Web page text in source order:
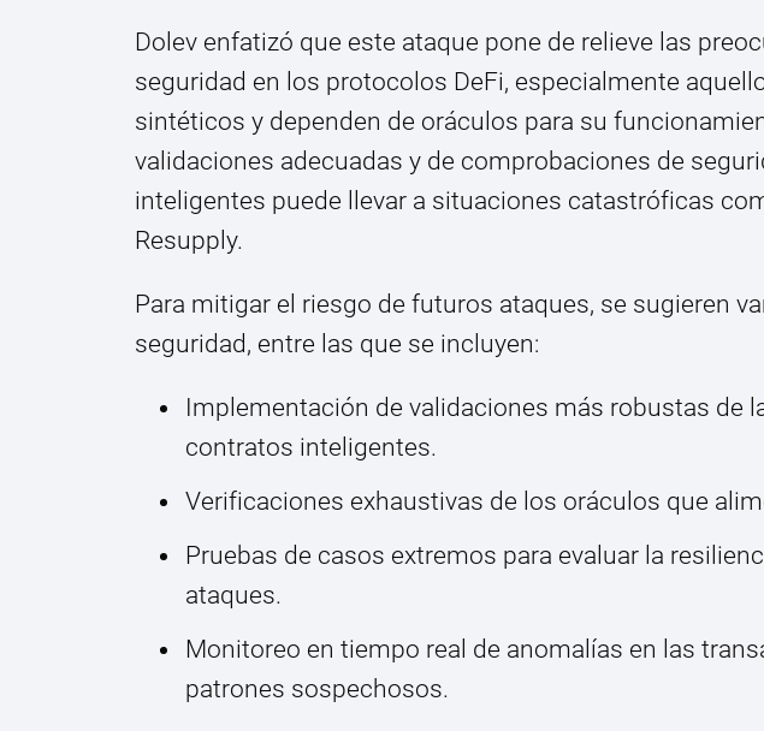
Dolev enfatizó que este ataque pone de relieve las
seguridad en los protocolos DeFi, especialmente
sintéticos y dependen de oráculos para su
validaciones adecuadas y de comprobaciones de
inteligentes puede llevar a situaciones catastróficas
Resupply.
Para mitigar el riesgo de futuros ataques, se sugieren
seguridad, entre las que se incluyen:
Implementación de validaciones más robustas de
contratos inteligentes.
Verificaciones exhaustivas de los oráculos que
Pruebas de casos extremos para evaluar la
ataques.
Monitoreo en tiempo real de anomalías en las
patrones sospechosos.